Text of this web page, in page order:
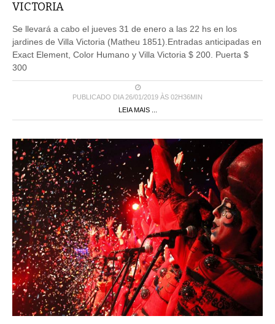
VICTORIA
Se llevará a cabo el jueves 31 de enero a las 22 hs en los
jardines de Villa Victoria (Matheu 1851).Entradas anticipadas en
Exact Element, Color Humano y Villa Victoria $ 200. Puerta $
300
PUBLICADO DIA 26/01/2019 ÀS 02H36MIN
LEIA MAIS ...